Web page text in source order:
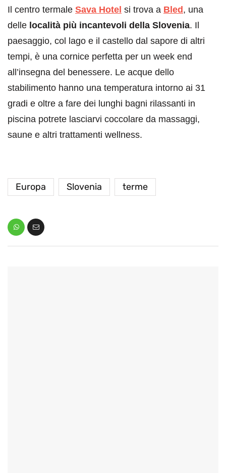
Il centro termale Sava Hotel si trova a Bled, una
delle località più incantevoli della Slovenia. Il
paesaggio, col lago e il castello dal sapore di altri
tempi, è una cornice perfetta per un week end
all’insegna del benessere. Le acque dello
stabilimento hanno una temperatura intorno ai 31
gradi e oltre a fare dei lunghi bagni rilassanti in
piscina potrete lasciarvi coccolare da massaggi,
saune e altri trattamenti wellness.
Europa Slovenia terme